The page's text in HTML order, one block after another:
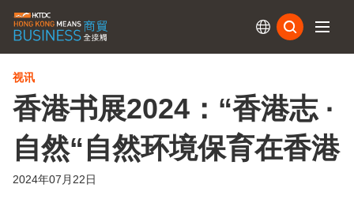
视讯
香港书展2024：“香港志 ·
自然“自然环境保育在香港
2024年07月22日